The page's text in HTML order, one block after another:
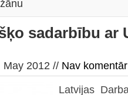
sadarbību ar
May 2012 // Nav
Latvijas